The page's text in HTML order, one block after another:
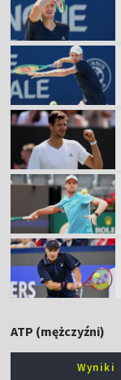
ATP (mężczyźni)
Wyniki